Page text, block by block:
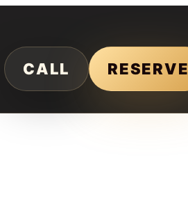
CALL RESERVE